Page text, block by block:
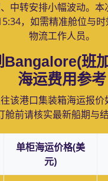
中转安排小幅波动。
，如需精准舱位与
物流工作人员。
Bangalore(班
海运费用参考
该港口集装箱海运报
舱前请核实最新船期与结
单柜海运价格(美
元)